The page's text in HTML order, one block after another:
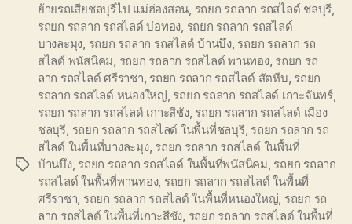
Tags
ย้ายรถเสียชลบุรีไป แม่ฮ่องสอน รถยก รถลาก รถสไลด์ ชลบุรี
รถยก รถลาก รถสไลด์ บ่อทอง รถยก รถลาก รถสไลด์
บางละมุง รถยก รถลาก รถสไลด์ บ้านบึง, รถยก รถลาก รถ
สไลด์ พนัสนิคม รถยก รถลาก รถสไลด์ พานทอง, รถยก รถ
ลาก รถสไลด์ ศรีราชา รถยก รถลาก รถสไลด์ สัตหีบ รถยก
รถลาก รถสไลด์ หนองใหญ่ รถยก รถลาก รถสไลด์ เกาะจันทร์,
รถยก รถลาก รถสไลด์ เกาะสีชัง, รถยก รถลาก รถสไลด์ เมือง
ชลบุรี รถยก รถลาก รถสไลด์ ในพื้นที่ชลบุรี, รถยก รถลาก รถ
สไลด์ ในพื้นที่บางละมุง, รถยก รถลาก รถสไลด์ ในพื้นที่
บ้านบึง, รถยก รถลาก รถสไลด์ ในพื้นที่พนัสนิคม รถยก รถลาก
รถสไลด์ ในพื้นที่พานทอง, รถยก รถลาก รถสไลด์ ในพื้นที่
ศรีราชา รถยก รถลาก รถสไลด์ ในพื้นที่หนองใหญ่ รถยก รถ
ลาก รถสไลด์ ในพื้นที่เกาะสีชัง รถยก รถลาก รถสไลด์ ในพื้นที่